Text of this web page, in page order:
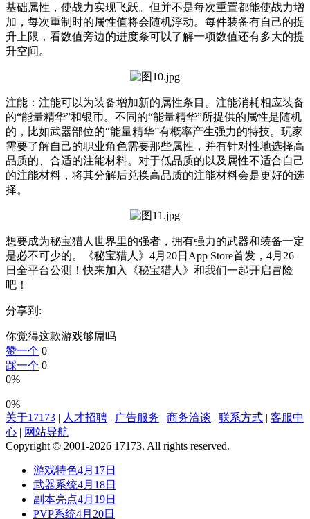
基础属性，使战力实现飞跃。但并不是每次重置都能使战力增
加，每次重制时的属性值将会随机浮动。每件装备有自己的提
升上限，看数值旁边的进度条可以了解一项数值还有多大的提
升空间。
注能：注能可以为装备增加新的属性条目。注能消耗相应装备
的“能量精华”和银币。不同的“能量精华”所提供的属性是随机
的，比如武器部位的“能量精华”有概率产生强力的特技。玩家
需要了解自己的职业角色需要那些属性，并有针对性地选择高
品质的、合适的注能材料。对于低品质的以及属性不适合自己
的注能材料，将其分解后兑换高品质的注能材料会是更好的选
择。
想要成为秘宝猎人世界里的强者，拥有强力的武器和装备一定
是必不可少的。《秘宝猎人》4月20日App Store首发，4月26
日全平台公测！快来加入《秘宝猎人》和我们一起开启冒险
吧！
分享到:
你觉得这款游戏够屌吗
赞一个 0
踩一个 0
0%
0%
关于17173 | 人才招聘 | 广告服务 | 商务洽谈 | 联系方式 | 客服中
心 | 网站导航
Copyright © 2001-2026 17173. All rights reserved.
游戏特色4月17日
武器系统4月18日
副本亮点4月19日
PVP系统4月20日